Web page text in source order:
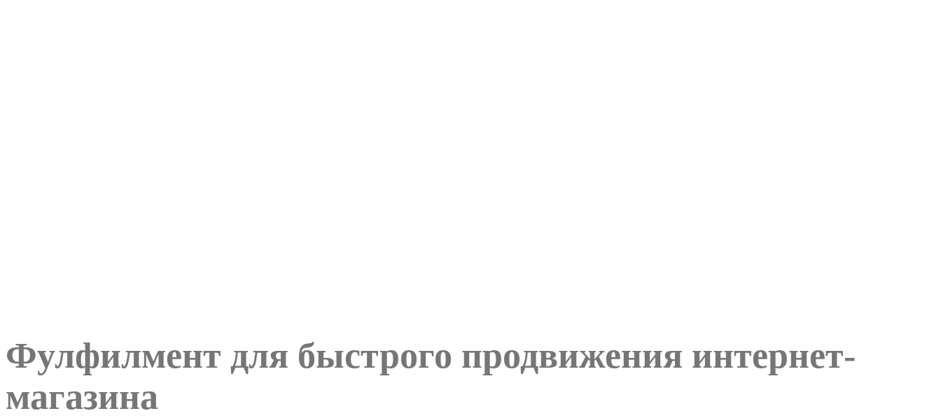
Фулфилмент для быстрого продвижения интернет-
магазина